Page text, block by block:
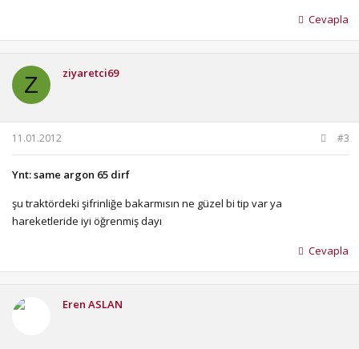
Cevapla
Z ziyaretci69
11.01.2012 #3
Ynt: same argon 65 dirf
şu traktördeki şifrinliğe bakarmısın ne güzel bi tip var ya
hareketleride iyi öğrenmiş dayı
Cevapla
Eren ASLAN